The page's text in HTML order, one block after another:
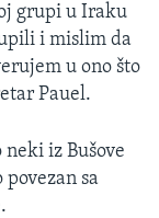
grupi u Iraku
i mislim da
u ono što
Pauel.
iz Bušove
sa